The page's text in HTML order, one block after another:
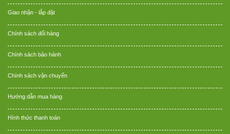
Giao nhận - lắp đặt
Chính sách đổi hàng
Chính sách bảo hành
Chính sách vận chuyển
Hướng dẫn mua hàng
Hình thức thanh toán